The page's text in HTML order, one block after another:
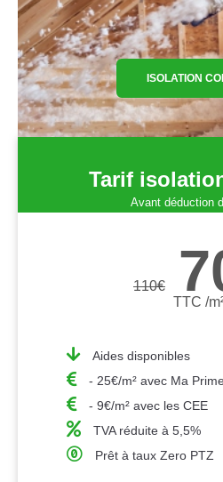
ISOLATION
Tarif
Avant déduction
110€
TTC /
Aides disponibles
- 25€/m² avec Ma
- 9€/m² avec les CEE
TVA réduite à 5,5%
Prêt à taux Zero PTZ